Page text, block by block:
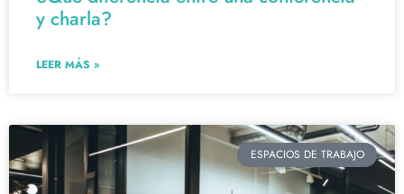
y charla?
LEER MÁS »
ESPACIOS DE TRABAJO